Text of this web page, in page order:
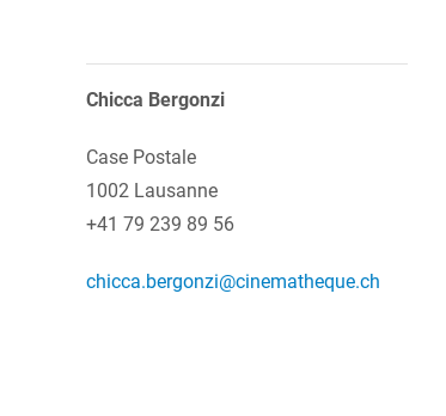
Chicca Bergonzi
Case Postale
1002 Lausanne
+41 79 239 89 56
chicca.bergonzi@cinematheque.ch